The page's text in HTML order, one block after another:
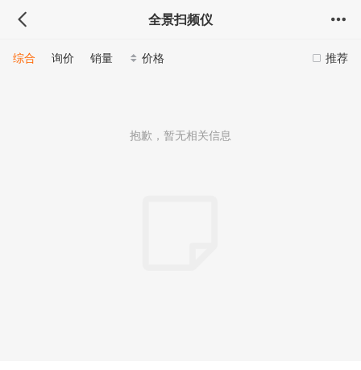
全景扫频仪
推荐
综合 询价 销量 价格
抱歉，暂无相关信息